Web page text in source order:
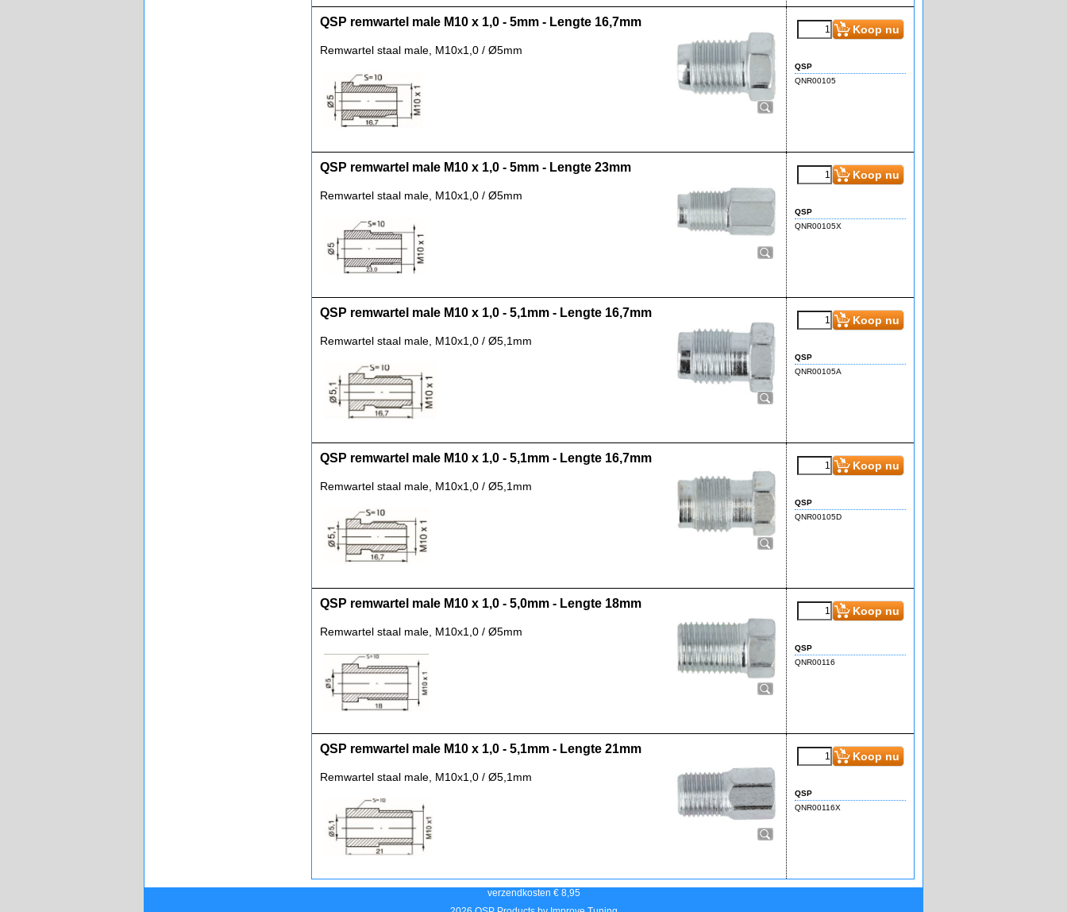
€2.85
(incl BTW)
QSP remwartel male M10 x 1,0 - 5mm - Lengte 16,7mm
Remwartel staal male, M10x1,0 / Ø5mm
€2.85
(incl BTW)
QSP remwartel male M10 x 1,0 - 5mm - Lengte 23mm
Remwartel staal male, M10x1,0 / Ø5mm
€2.85
(incl BTW)
QSP remwartel male M10 x 1,0 - 5,1mm - Lengte 16,7mm
Remwartel staal male, M10x1,0 / Ø5,1mm
€2.85
(incl BTW)
QSP remwartel male M10 x 1,0 - 5,1mm - Lengte 16,7mm
Remwartel staal male, M10x1,0 / Ø5,1mm
€2.85
(incl BTW)
QSP remwartel male M10 x 1,0 - 5,0mm - Lengte 18mm
Remwartel staal male, M10x1,0 / Ø5mm
€2.85
(incl BTW)
QSP remwartel male M10 x 1,0 - 5,1mm - Lengte 21mm
Remwartel staal male, M10x1,0 / Ø5,1mm
verzendkosten € 8,95